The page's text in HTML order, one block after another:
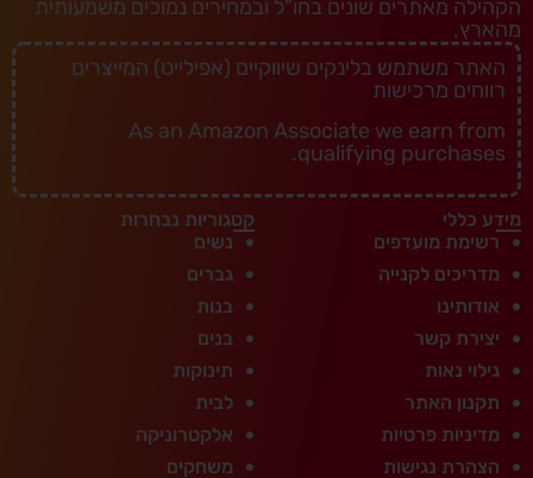
הקהילה מאתרים שונים בחו"ל ובמחירים נמוכים משמעותית
מהארץ.
האתר משתמש בלינקים שיווקיים (אפילייט) המייצרים
רווחים מרכישות
As an Amazon Associate we earn from
qualifying purchases.
מידע כללי
רשימת מועדפים
מדריכים לקנייה
אודותינו
יצירת קשר
גילוי נאות
תקנון האתר
מדיניות פרטיות
הצהרת נגישות
קטגוריות נבחרות
נשים
גברים
בנות
בנים
תינוקות
לבית
אלקטרוניקה
משחקים